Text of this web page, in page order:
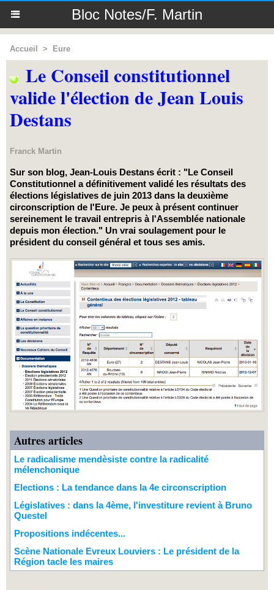
Bloc Notes/F. Martin
Accueil > Eure
Le Conseil constitutionnel
valide l'élection de Jean Louis
Destans
Franck Martin
Sur son blog, Jean-Louis Destans écrit : "Le Conseil
Constitutionnel a définitivement validé les résultats des
élections législatives de juin 2013 dans la deuxième
circonscription de l'Eure. Je peux à présent continuer
sereinement le travail entrepris à l'Assemblée nationale
depuis mon élection." Un vrai soulagement pour le
président du conseil général et tous ses amis.
Autres articles
Le radicalisme mendèsiste contre la radicalité
mélenchonique
Elections : La tendance dans la 4e circonscription
Législatives : dans la 4ème, l'investiture revient à Bruno
Questel
Propositions indécentes...
Scène Nationale Evreux Louviers : Le président de la
Région tacle les maires